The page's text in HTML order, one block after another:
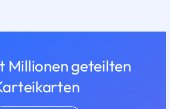
Millionen geteilten